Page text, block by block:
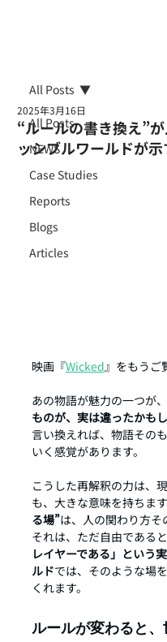
All Posts
NEWS
Case Studies
Reports
Blogs
Articles
All Posts
“ルールの書き換え”
ッシブルワールドが
2025年3月16日
映画『Wicked』をもうご
あの物語が魅力の一つが、
ものが、実は違ったかもし
言い換えれば、物語その
いく感覚があります。
こうした再解釈の力は、
も、大きな意味を持ちます
る場”は、人の関わり方そ
それは、ただ自由である
レイヤーである」という
ルドでは、そのような場
くれます。
ルールが変わると